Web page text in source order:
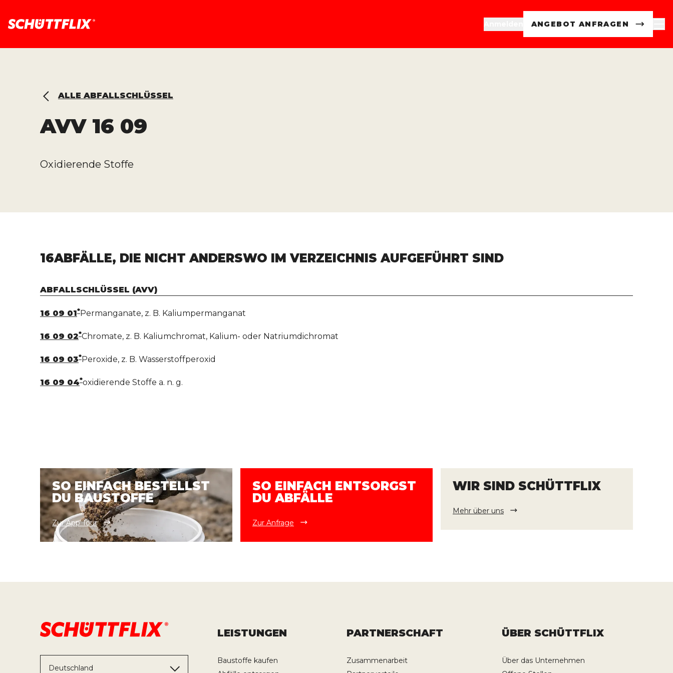
ANGEBOT ANFRAGEN
ALLE ABFALLSCHLÜSSEL
AVV 16 09
Oxidierende Stoffe
16ABFÄLLE, DIE NICHT ANDERSWO IM VERZEICHNIS AUFGEFÜHRT SIND
ABFALLSCHLÜSSEL (AVV)
16 09 01*Permanganate, z. B. Kaliumpermanganat
16 09 02*Chromate, z. B. Kaliumchromat, Kalium- oder Natriumdichromat
16 09 03*Peroxide, z. B. Wasserstoffperoxid
16 09 04*oxidierende Stoffe a. n. g.
SO EINFACH BESTELLST
DU BAUSTOFFE
Zur App Tour
SO EINFACH ENTSORGST
DU ABFÄLLE
Zur Anfrage
WIR SIND SCHÜTTFLIX
Mehr über uns
Deutschland
LEISTUNGEN
Baustoffe kaufen
PARTNERSCHAFT
Zusammenarbeit
ÜBER SCHÜTTFLIX
Über das Unternehmen